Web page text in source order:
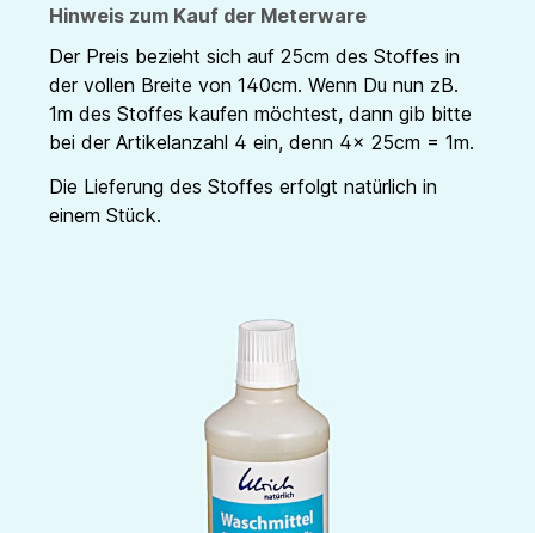
Hinweis zum Kauf der Meterware
Der Preis bezieht sich auf 25cm des Stoffes in
der vollen Breite von 140cm. Wenn Du nun zB.
1m des Stoffes kaufen möchtest, dann gib bitte
bei der Artikelanzahl 4 ein, denn 4x 25cm = 1m.
Die Lieferung des Stoffes erfolgt natürlich in
einem Stück.